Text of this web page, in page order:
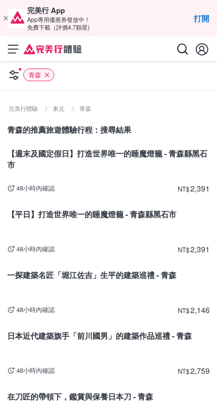
完美行 App
App專用優惠券發放中！
免費下載（評價4.7顆星)
打開
青森
完美行體驗 東北 青森
青森的推薦旅遊體驗行程：搜尋結果
青森
【週末及國定假日】打造世界唯一的睡魔燈籠 - 青森縣黑石
市
48小時內確認 NT$2,391
【平日】打造世界唯一的睡魔燈籠 - 青森縣黑石市
48小時內確認 NT$2,391
一探建築名匠「堀江佐吉」生平的建築巡禮 - 青森
48小時內確認 NT$2,146
日本近代建築旗手「前川國男」的建築作品巡禮 - 青森
48小時內確認 NT$2,759
在刀匠的帶領下，鑑賞與保養日本刀 - 青森